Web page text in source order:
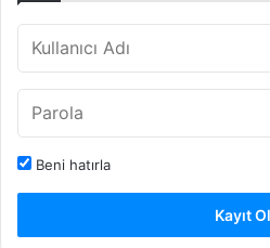
Beni hatırla
Kayıt Ol